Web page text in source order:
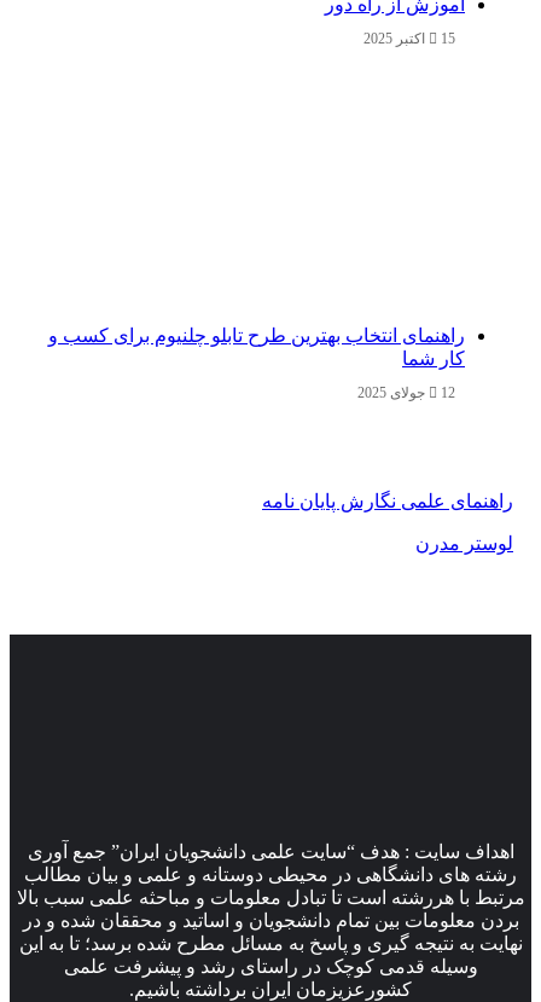
آموزش از راه دور
15 اکتبر 2025
راهنمای انتخاب بهترین طرح تابلو چلنیوم برای کسب و
کار شما
12 جولای 2025
راهنمای علمی نگارش پایان نامه
لوستر مدرن
اهداف سایت : هدف “سایت علمی دانشجویان ایران” جمع آوری
رشته های دانشگاهی در محیطی دوستانه و علمی و بیان مطالب
مرتبط با هررشته است تا تبادل معلومات و مباحثه علمی سبب بالا
بردن معلومات بین تمام دانشجویان و اساتید و محققان شده و در
نهایت به نتیجه گیری و پاسخ به مسائل مطرح شده برسد؛ تا به این
وسیله قدمی کوچک در راستای رشد و پیشرفت علمی
کشورعزیزمان ایران برداشته باشیم.